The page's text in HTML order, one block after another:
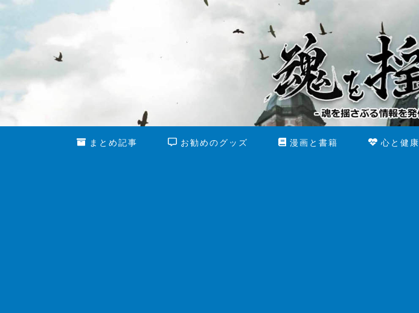
まとめ記事 お勧めのグッズ 漫画と書籍 心と健康